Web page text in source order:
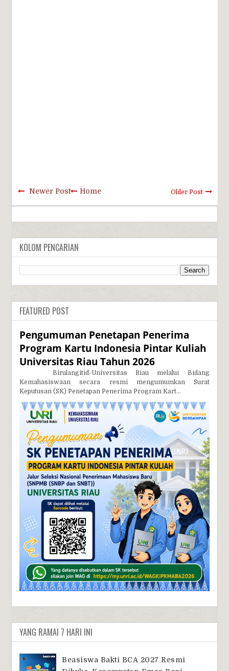
Newer Post Older Post
Home
KOLOM PENCARIAN
FEATURED POST
Pengumuman Penetapan Penerima
Program Kartu Indonesia Pintar Kuliah
Universitas Riau Tahun 2026
Birulangitid-Universitas Riau melalui Bidang
Kemahasiswaan secara resmi mengumumkan Surat
Keputusan (SK) Penetapan Penerima Program Kart...
YANG RAMAI 7 HARI INI
Beasiswa Bakti BCA 2027 Resmi